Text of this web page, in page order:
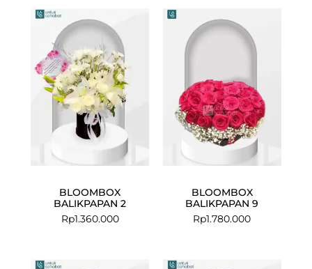
BLOOMBOX
BALIKPAPAN 2
Rp1.360.000
BLOOMBOX
BALIKPAPAN 9
Rp1.780.000